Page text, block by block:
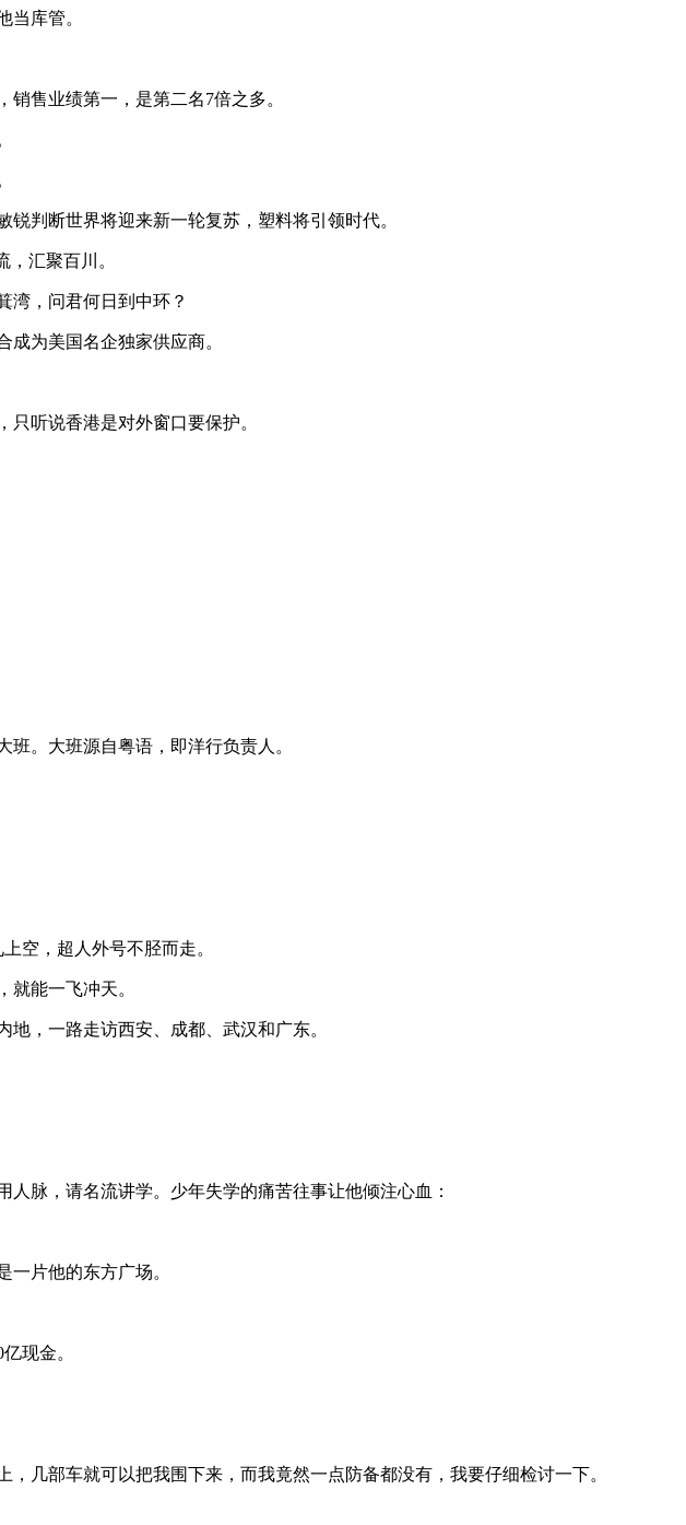
当库管。
售业绩第一，是第二名7倍之多。
判断世界将迎来新一轮复苏，塑料将引领时代。
汇聚百川。
湾，问君何日到中环？
为美国名企独家供应商。
听说香港是对外窗口要保护。
。大班源自粤语，即洋行负责人。
空，超人外号不胫而走。
能一飞冲天。
，一路走访西安、成都、武汉和广东。
脉，请名流讲学。少年失学的痛苦往事让他倾注心血：
一片他的东方广场。
现金。
几部车就可以把我围下来，而我竟然一点防备都没有，我要仔细检讨一下。